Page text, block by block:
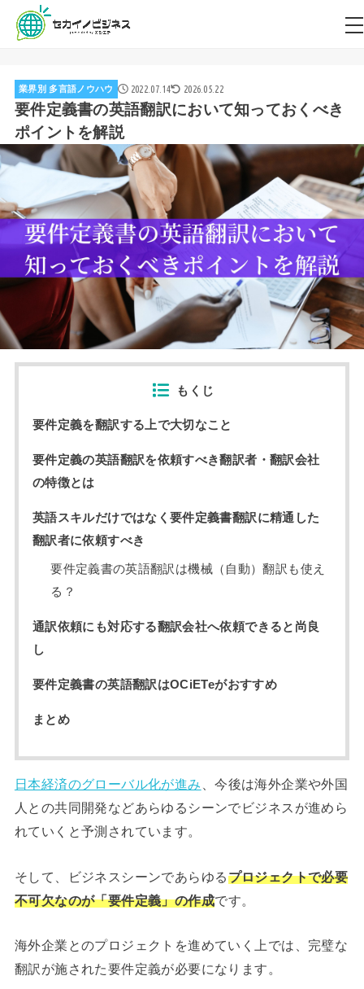
業界別 多言語ノウハウ 2022.07.14 2026.05.22
要件定義書の英語翻訳において知っておくべき
ポイントを解説
もくじ
要件定義を翻訳する上で大切なこと
要件定義の英語翻訳を依頼すべき翻訳者・翻訳会社
の特徴とは
英語スキルだけではなく要件定義書翻訳に精通した
翻訳者に依頼すべき
要件定義書の英語翻訳は機械（自動）翻訳も使え
る？
通訳依頼にも対応する翻訳会社へ依頼できると尚良
し
要件定義書の英語翻訳はOCiETeがおすすめ
まとめ
日本経済のグローバル化が進み 、今後は海外企業や外国
人との共同開発などあらゆるシーンでビジネスが進めら
れていくと予測されています。
そして、ビジネスシーンであらゆるプロジェクトで必要
不可欠なのが「要件定義」の作成です。
海外企業とのプロジェクトを進めていく上では、完璧な
翻訳が施された要件定義が必要になります。